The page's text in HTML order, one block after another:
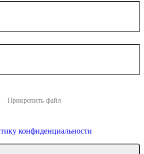
Прикрепить файл
конфиденциальности